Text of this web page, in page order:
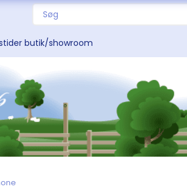
butik/showroom